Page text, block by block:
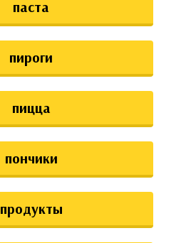
паста
пироги
пицца
пончики
продукты